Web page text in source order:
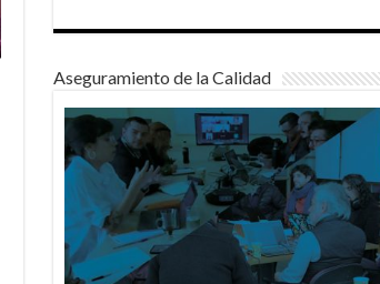
Aseguramiento de la Calidad